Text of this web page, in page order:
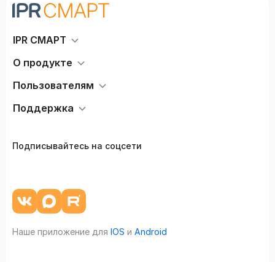
IPR СМАРТ
О продукте
Пользователям
Поддержка
Подписывайтесь на соцсети
Наше приложение для IOS и Android